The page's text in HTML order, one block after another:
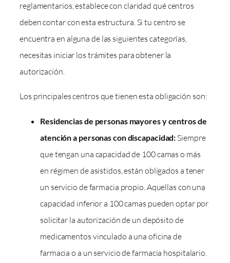
reglamentarios, establece con claridad qué centros
deben contar con esta estructura. Si tu centro se
encuentra en alguna de las siguientes categorías,
necesitas iniciar los trámites para obtener la
autorización.
Los principales centros que tienen esta obligación son:
Residencias de personas mayores y centros de
atención a personas con discapacidad:Siempre
que tengan una capacidad de 100 camas o más
en régimen de asistidos, están obligados a tener
un servicio de farmacia propio. Aquellas con una
capacidad inferior a 100 camas pueden optar por
solicitar la autorización de un depósito de
medicamentos vinculado a una oficina de
farmacia o a un servicio de farmacia hospitalario.